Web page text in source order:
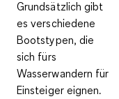
Grundsätzlich gibt
es verschiedene
Bootstypen, die
sich fürs
Wasserwandern für
Einsteiger eignen.